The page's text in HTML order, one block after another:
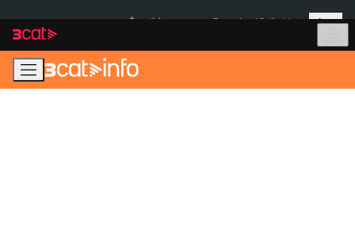
navegació
principal
contingut
Més